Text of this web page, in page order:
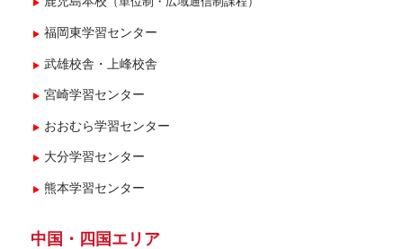
福岡東学習センター
武雄校舎・上峰校舎
宮崎学習センター
おおむら学習センター
大分学習センター
熊本学習センター
中国・四国エリア